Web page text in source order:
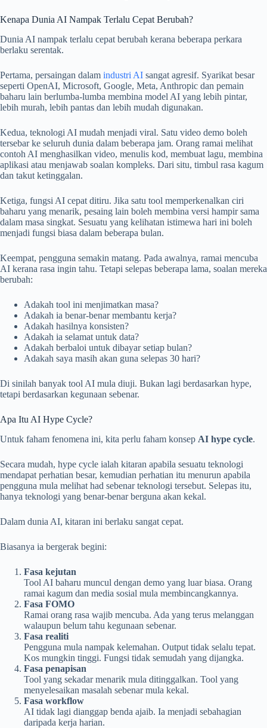
Kenapa Dunia AI Nampak Terlalu Cepat Berubah?
Dunia AI nampak terlalu cepat berubah kerana beberapa perkara
berlaku serentak.
Pertama, persaingan dalam industri AI sangat agresif. Syarikat besar
seperti OpenAI, Microsoft, Google, Meta, Anthropic dan pemain
baharu lain berlumba-lumba membina model AI yang lebih pintar,
lebih murah, lebih pantas dan lebih mudah digunakan.
Kedua, teknologi AI mudah menjadi viral. Satu video demo boleh
tersebar ke seluruh dunia dalam beberapa jam. Orang ramai melihat
contoh AI menghasilkan video, menulis kod, membuat lagu, membina
aplikasi atau menjawab soalan kompleks. Dari situ, timbul rasa kagum
dan takut ketinggalan.
Ketiga, fungsi AI cepat ditiru. Jika satu tool memperkenalkan ciri
baharu yang menarik, pesaing lain boleh membina versi hampir sama
dalam masa singkat. Sesuatu yang kelihatan istimewa hari ini boleh
menjadi fungsi biasa dalam beberapa bulan.
Keempat, pengguna semakin matang. Pada awalnya, ramai mencuba
AI kerana rasa ingin tahu. Tetapi selepas beberapa lama, soalan mereka
berubah:
Adakah tool ini menjimatkan masa?
Adakah ia benar-benar membantu kerja?
Adakah hasilnya konsisten?
Adakah ia selamat untuk data?
Adakah berbaloi untuk dibayar setiap bulan?
Adakah saya masih akan guna selepas 30 hari?
Di sinilah banyak tool AI mula diuji. Bukan lagi berdasarkan hype,
tetapi berdasarkan kegunaan sebenar.
Apa Itu AI Hype Cycle?
Untuk faham fenomena ini, kita perlu faham konsep AI hype cycle.
Secara mudah, hype cycle ialah kitaran apabila sesuatu teknologi
mendapat perhatian besar, kemudian perhatian itu menurun apabila
pengguna mula melihat had sebenar teknologi tersebut. Selepas itu,
hanya teknologi yang benar-benar berguna akan kekal.
Dalam dunia AI, kitaran ini berlaku sangat cepat.
Biasanya ia bergerak begini:
Fasa kejutan
Tool AI baharu muncul dengan demo yang luar biasa. Orang
ramai kagum dan media sosial mula membincangkannya.
Fasa FOMO
Ramai orang rasa wajib mencuba. Ada yang terus melanggan
walaupun belum tahu kegunaan sebenar.
Fasa realiti
Pengguna mula nampak kelemahan. Output tidak selalu tepat.
Kos mungkin tinggi. Fungsi tidak semudah yang dijangka.
Fasa penapisan
Tool yang sekadar menarik mula ditinggalkan. Tool yang
menyelesaikan masalah sebenar mula kekal.
Fasa workflow
AI tidak lagi dianggap benda ajaib. Ia menjadi sebahagian
daripada kerja harian.